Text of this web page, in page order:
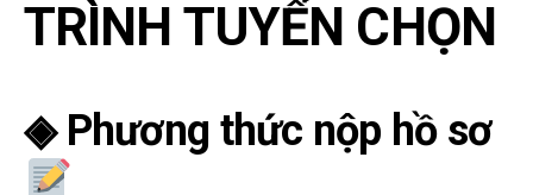
TRÌNH TUYỂN CHỌN
◈ Phương thức nộp hồ sơ